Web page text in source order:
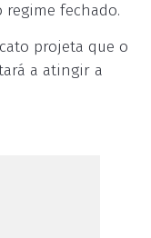
regime fechado.
projeta que o
a atingir a